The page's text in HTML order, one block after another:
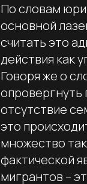
По словам
основной
считать это
действия как
Говоря же о
опровергнуть
отсутствие
это
множество
фактической
мигрантов –